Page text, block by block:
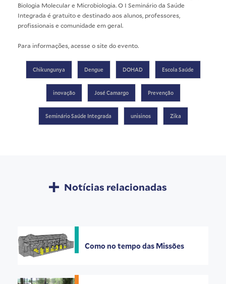
Biologia Molecular e Microbiologia. O I Seminário da Saúde
Integrada é gratuito e destinado aos alunos, professores,
profissionais e comunidade em geral.
Para informações, acesse o site doevento.
Chikungunya Dengue DOHAD Escola Saúde
inovação José Camargo Prevenção
Seminário Saúde Integrada unisinos Zika
Notícias relacionadas
Como no tempo das Missões